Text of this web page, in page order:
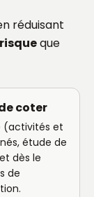
réduisant
que
coter
(activités et
étude de
dès le
de